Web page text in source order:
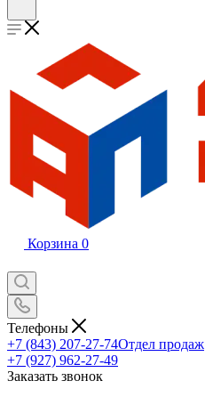
Корзина 0
Телефоны
+7 (843) 207-27-74Отдел продаж
+7 (927) 962-27-49
Заказать звонок